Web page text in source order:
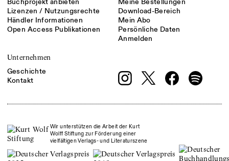
Buchprojekt anbieten
Lizenzen / Nutzungsrechte
Händler Informationen
Open Access Publikationen
Meine Bestellungen
Download-Bereich
Mein Abo
Persönliche Daten
Anmelden
Unternehmen
Geschichte
Kontakt
Wir unterstützen die Arbeit der Kurt
Wolff Stiftung zur Förderung einer
vielfältigen Verlags- und Literaturszene